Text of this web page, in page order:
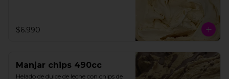
$6.990
Manjar chips 490cc
Helado de dulce de leche con chips de